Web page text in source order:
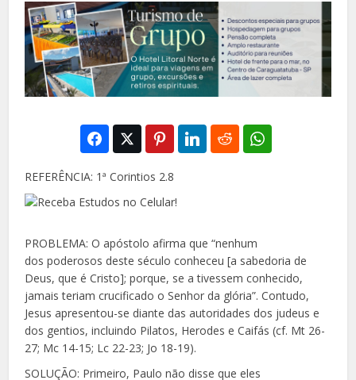
REFERÊNCIA: 1ª Corintios 2.8
PROBLEMA: O apóstolo afirma que “nenhum
dospoderosos deste século conheceu [a sabedoria de
Deus, que é Cristo]; porque, se a tivessem conhecido,
jamais teriam crucificado o Senhor da glória”. Contudo,
Jesus apresentou-se diante das autoridades dos judeus e
dos gentios, incluindo Pilatos, Herodes e Caifás (cf. Mt 26-
27; Mc 14-15; Lc 22-23; Jo 18-19).
SOLUÇÃO: Primeiro, Paulo não disse que eles